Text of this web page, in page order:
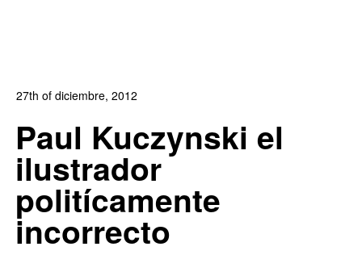
27th of diciembre, 2012
0
Paul Kuczynski el
ilustrador
politícamente
incorrecto